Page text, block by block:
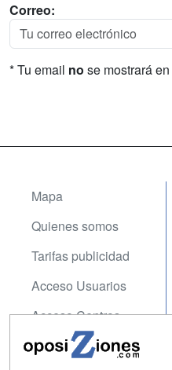
Correo:
* Tu email no se mostrará
Mapa
Quienes somos
Tarifas publicidad
Acceso Usuarios
Acceso Centros